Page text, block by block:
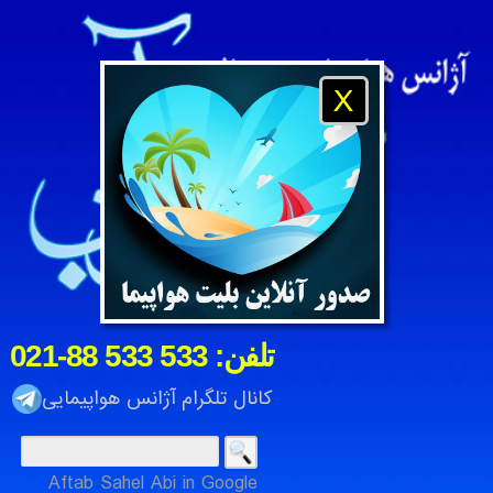
021-88 533 533 :تلفن
کانال تلگرام آژانس هواپیمایی
Aftab Sahel Abi in Google
X